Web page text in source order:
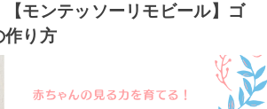
【モンテッソーリモビール】ゴ
作り方